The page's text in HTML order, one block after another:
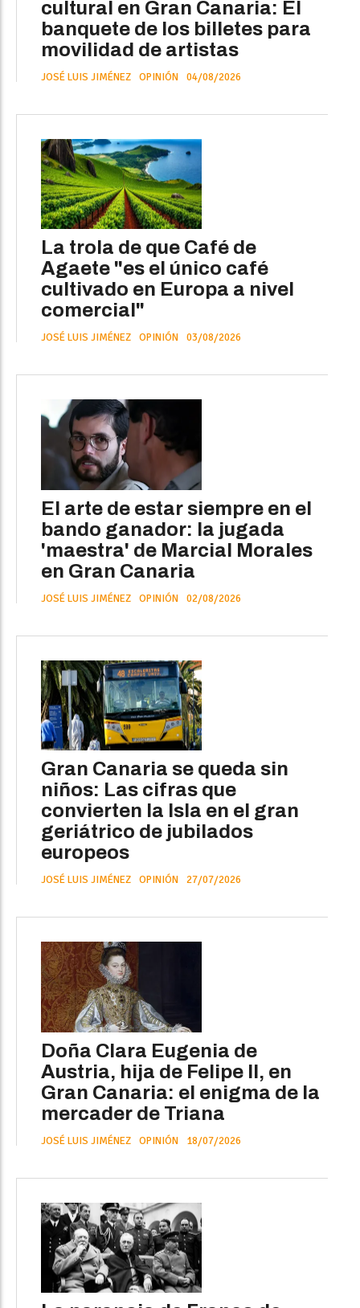
cultural en Gran Canaria: El
banquete de los billetes para
movilidad de artistas
JOSÉ LUIS JIMÉNEZ OPINIÓN 04/08/2026
La trola de que Café de
Agaete "es el único café
cultivado en Europa a nivel
comercial"
JOSÉ LUIS JIMÉNEZ OPINIÓN 03/08/2026
El arte de estar siempre en el
bando ganador: la jugada
'maestra' de Marcial Morales
en Gran Canaria
JOSÉ LUIS JIMÉNEZ OPINIÓN 02/08/2026
Gran Canaria se queda sin
niños: Las cifras que
convierten la Isla en el gran
geriátrico de jubilados
europeos
JOSÉ LUIS JIMÉNEZ OPINIÓN 27/07/2026
Doña Clara Eugenia de
Austria, hija de Felipe II, en
Gran Canaria: el enigma de la
mercader de Triana
JOSÉ LUIS JIMÉNEZ OPINIÓN 18/07/2026